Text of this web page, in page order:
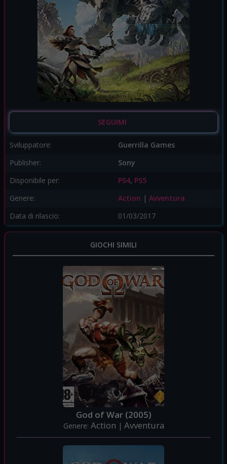
SEGUIMI
Sviluppatore:
Guerrilla Games
Publisher:
Sony
Disponibile per:
PS4, PS5
Genere:
Action | Avventura
Data di rilascio:
01/03/2017
GIOCHI SIMILI
God of War (2005)
Genere: Action | Avventura